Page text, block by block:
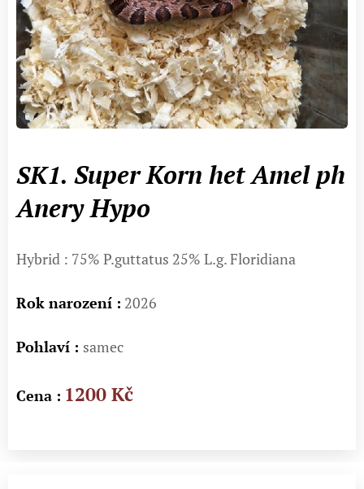
SK1. Super Korn het Amel ph
Anery Hypo
Hybrid : 75% P.guttatus 25% L.g. Floridiana
Rok narození : 2026
Pohlaví : samec
Cena : 1200 Kč